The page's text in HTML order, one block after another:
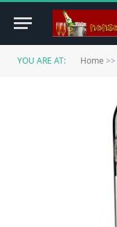
YOU ARE AT: Home >>